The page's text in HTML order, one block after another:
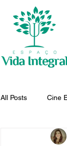
All Posts Cine
Terapias